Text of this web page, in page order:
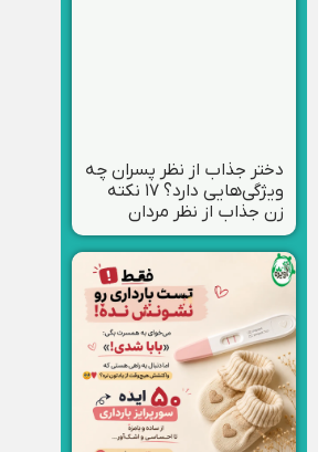
دختر جذاب از نظر پسران چه
ویژگی‌هایی دارد؟ ۱۷ نکته
زن جذاب از نظر مردان